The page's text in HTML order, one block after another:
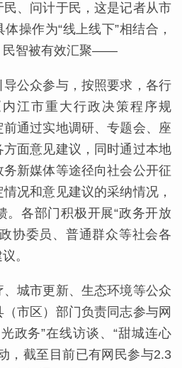
、问计于民，这是记者从市
操作为“线上线下”相结合，
民智被有效汇聚——
公众参与，按照要求，各行
江市重大行政决策程序规
通过实地调研、专题会、座
面意见建议，同时通过本地
新媒体等途径向社会公开征
况和意见建议的采纳情况，
。各部门积极开展“政务开放
协委员、普通群众等社会各
。
城市更新、生态环境等公众
市区）部门负责同志参与网
政务”在线访谈、“甜城连心
，截至目前已有网民参与2.3